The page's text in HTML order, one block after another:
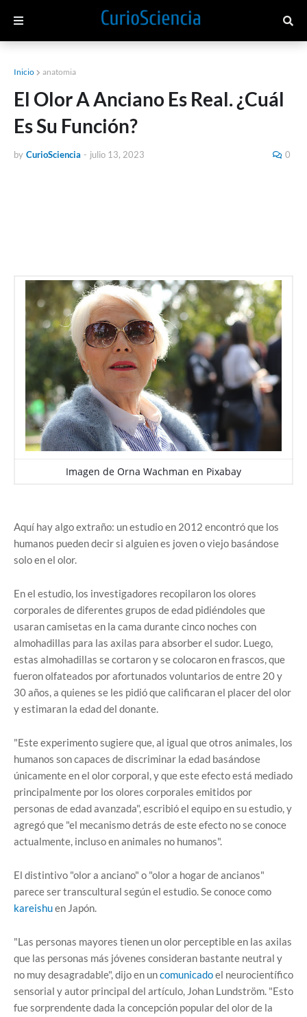
Inicio anatomia
El Olor A Anciano Es Real. ¿Cuál
Es Su Función?
by CurioSciencia - julio 13, 2023 0
Imagen de Orna Wachman en Pixabay
Aquí hay algo extraño: un estudio en 2012 encontró que los
humanos pueden decir si alguien es joven o viejo basándose
solo en el olor.
En el estudio, los investigadores recopilaron los olores
corporales de diferentes grupos de edad pidiéndoles que
usaran camisetas en la cama durante cinco noches con
almohadillas para las axilas para absorber el sudor. Luego,
estas almohadillas se cortaron y se colocaron en frascos, que
fueron olfateados por afortunados voluntarios de entre 20 y
30 años, a quienes se les pidió que calificaran el placer del olor
y estimaran la edad del donante.
"Este experimento sugiere que, al igual que otros animales, los
humanos son capaces de discriminar la edad basándose
únicamente en el olor corporal, y que este efecto está mediado
principalmente por los olores corporales emitidos por
personas de edad avanzada", escribió el equipo en su estudio, y
agregó que "el mecanismo detrás de este efecto no se conoce
actualmente, incluso en animales no humanos".
El distintivo "olor a anciano" o "olor a hogar de ancianos"
parece ser transcultural según el estudio. Se conoce como
kareishuen Japón.
"Las personas mayores tienen un olor perceptible en las axilas
que las personas más jóvenes consideran bastante neutral y
no muy desagradable", dijo en uncomunicadoel neurocientífico
sensorial y autor principal del artículo, Johan Lundström. "Esto
fue sorprendente dada la concepción popular del olor de la